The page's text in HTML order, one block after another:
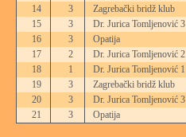
14
3 Zagrebački bridž klub
15
3 Dr. Jurica Tomljenović 3
16
3 Opatija
17
2 Dr. Jurica Tomljenović 2
18
1 Dr. Jurica Tomljenović 1
19
3 Zagrebački bridž klub
20
3 Dr. Jurica Tomljenović 3
21
3 Opatija